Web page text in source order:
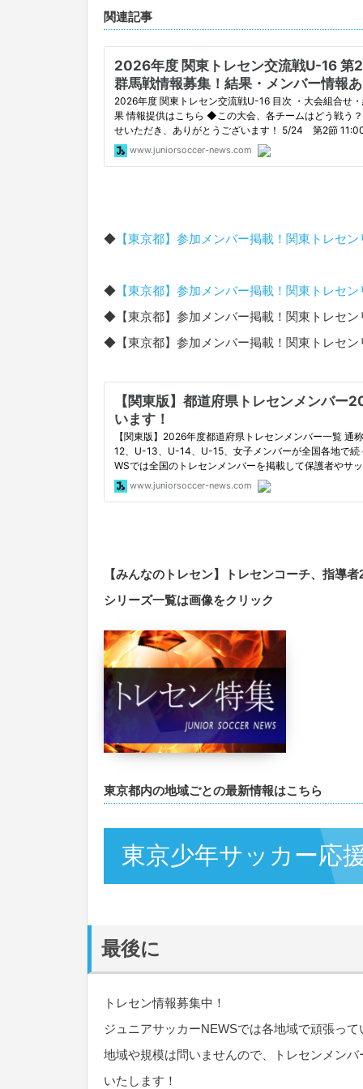
関連記事
◆ 【東京都】参加メンバー掲載！関東トレセ
◆ 【東京都】参加メンバー掲載！関東トレセ
◆【東京都】参加メンバー掲載！関東トレセン
◆【東京都】参加メンバー掲載！関東トレセン
【みんなのトレセン】トレセンコーチ、指導
シリーズ一覧は画像をクリック
東京都内の地域ごとの最新情報はこちら
東京少年サッカー応
最後に
トレセン情報募集中！
ジュニアサッカーNEWSでは各地域で頑張っ
地域や規模は問いませんので、トレセンメン
いたします！